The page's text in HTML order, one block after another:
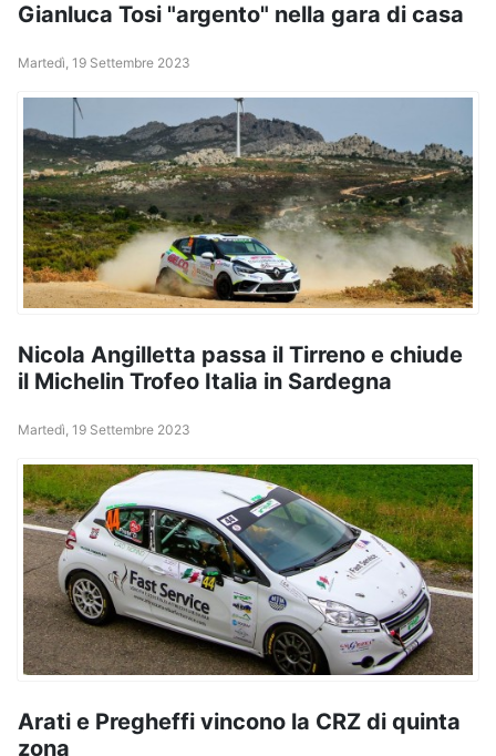
Gianluca Tosi "argento" nella gara di casa
Martedì, 19 Settembre 2023
Nicola Angilletta passa il Tirreno e chiude
il Michelin Trofeo Italia in Sardegna
Martedì, 19 Settembre 2023
Arati e Pregheffi vincono la CRZ di quinta
zona